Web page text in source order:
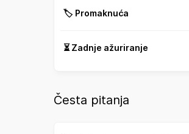
🏷️ Promaknuća
⏳ Zadnje ažuriranje
Česta pitanja